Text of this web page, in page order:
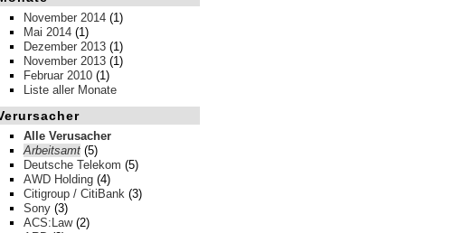
November 2014 (1)
Mai 2014 (1)
Dezember 2013 (1)
November 2013 (1)
Februar 2010 (1)
Liste aller Monate
Alle Verusacher
Arbeitsamt (5)
Deutsche Telekom (5)
AWD Holding (4)
Citigroup / CitiBank (3)
Sony (3)
ACS:Law(2)